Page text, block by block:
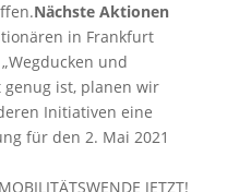
Nächste Aktionen
in Frankfurt
und
ist, planen wir
Initiativen eine
für den 2. Mai 2021
JETZT!